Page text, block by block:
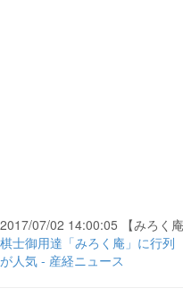
2017/07/02 14:00:05 【みろく庵
棋士御用達「みろく庵」に行列
が人気 - 産経ニュース